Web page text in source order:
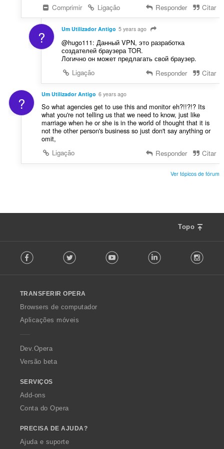
Comprimir
Ligação Responder Citar
? Um Utilizador Antigo 5 years ago
@hugo111: Данный VPN, это разработка
создателей браузера TOR.
Логично он может предлагать свой браузер.
Ligação
Responder Citar
? Um Utilizador Antigo 6 years ago
So what agencies get to use this and monitor eh?!!?!? Its
what you're not telling us that we need to know, just like
marriage when he or she is in the world of thought that it is
not the other person's business so just don't say anything or
omit,
Ligação
Responder Citar
Ver tópicos de fórum
Topo
o
w
O
p
a
Facebook Twitter Youtube LinkedIn
TRANSFERIR OPERA
Browsers de computador
Aplicações móveis
Dev.Opera
Versão beta
SERVIÇOS
Add-ons
Conta do Opera
PRECISA DE AJUDA?
Ajuda e suporte